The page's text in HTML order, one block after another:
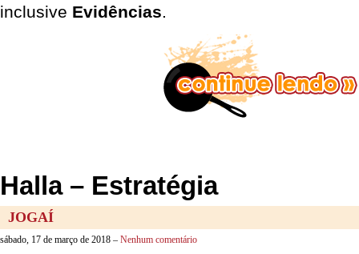
inclusive Evidências.
Halla – Estratégia
JOGAÍ
sábado, 17 de março de 2018 – Nenhum comentário